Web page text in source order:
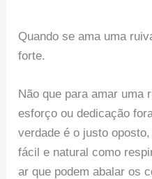
Quando se ama uma
forte.
Não que para amar uma
esforço ou dedicação
verdade é o justo
fácil e natural como
ar que podem abalar os